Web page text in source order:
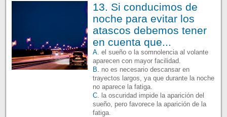
13. Si conducimos de
noche para evitar los
atascos debemos tener
en cuenta que...
A. el sueño o la somnolencia al volante
aparecen con mayor facilidad.
B.
no es necesario descansar en
trayectos largos, ya que durante la noche
no aparece la fatiga.
C.
la oscuridad impide la aparición del
sueño, pero favorece la aparición de la
fatiga.